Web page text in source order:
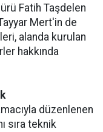
Fatih Taşdelen
Mert'in de
alanda kurulan
hakkında
düzenlenen
sıra teknik